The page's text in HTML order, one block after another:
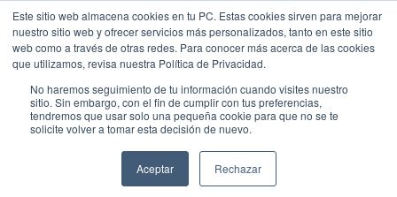
Este sitio web almacena cookies en tu PC. Estas cookies sirven para mejorar
nuestro sitio web y ofrecer servicios más personalizados, tanto en este sitio
web como a través de otras redes. Para conocer más acerca de las cookies
que utilizamos, revisa nuestra Política de Privacidad.
No haremos seguimiento de tu información cuando visites nuestro
sitio. Sin embargo, con el fin de cumplir con tus preferencias,
tendremos que usar solo una pequeña cookie para que no se te
solicite volver a tomar esta decisión de nuevo.
Aceptar Rechazar
Transparencia y
confianza en cada
destino​